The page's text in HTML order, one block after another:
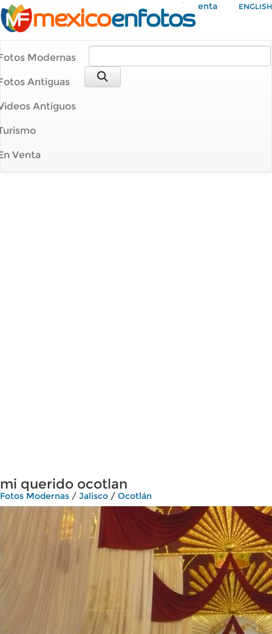
Mi Cuenta ENGLISH
Modernas
Antiguas
Antiguos
Venta
mi querido ocotlan
Fotos Modernas / Jalisco / Ocotlán